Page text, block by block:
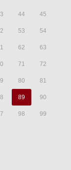
44 45
53 54
62 63
71 72
80 81
89 90
98 99